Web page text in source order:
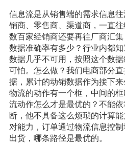
信息流是从销售端的需求信息
销商、零售商、渠道商，一直往
数百家经销商还要再往厂商汇
数据准确率有多少？行业内都
数据几乎不可用，按照这个数
可怕。怎么做？我们电商部分
据，累计的动销数据作为接下来
物流的动作有一个框，中间的
流动作怎么才是最优的？不能
断，他不具备这么烦琐的计算
对能力，订单通过物流信息控
出货，哪条路径是最优的。